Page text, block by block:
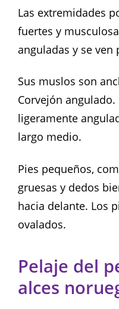
Las extremidades
fuertes y
anguladas y se ven
Sus muslos son
Corvejón
ligeramente
largo medio.
Pies pequeños,
gruesas y dedos
hacia delante. Los
ovalados.
Pelaje del
alces